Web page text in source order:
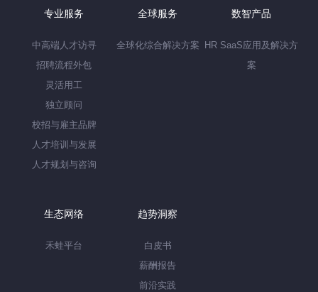
专业服务
中高端人才访寻
招聘流程外包
灵活用工
独立顾问
校招与雇主品牌
人才培训与发展
人才规划与咨询
全球服务
全球化综合解决方案
数智产品
HR SaaS应用及解决方
案
生态网络
禾蛙平台
趋势洞察
白皮书
薪酬报告
前沿实践